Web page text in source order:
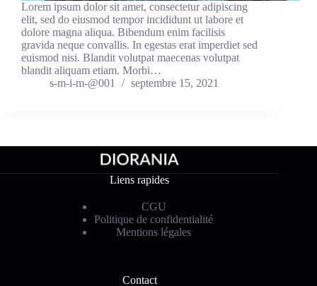
Lorem ipsum dolor sit amet, consectetur adipiscing
elit, sed do eiusmod tempor incididunt ut labore et
dolore magna aliqua. Bibendum enim facilisis
gravida neque convallis. In egestas erat imperdiet sed
euismod nisi. Blandit volutpat maecenas volutpat
blandit aliquam etiam. Morbi…
s-m-i-m-@001
septembre 15, 2021
Liens rapides
CGU
Politique de confidentialité
Mentions légales
Contact